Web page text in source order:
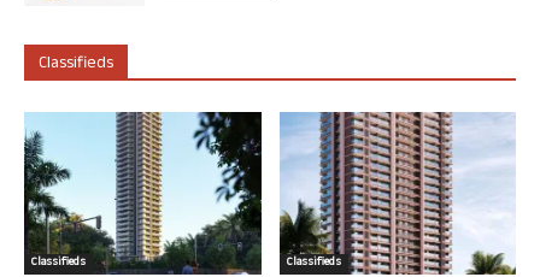
Classifieds
Classifieds Classifieds